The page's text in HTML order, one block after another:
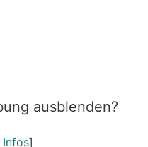
ausblenden?
Infos]